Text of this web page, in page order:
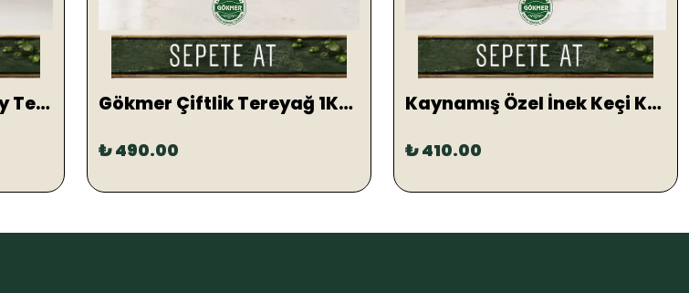
Hakiki Ahşap Yayık Köy Tereyağ 1 KG (TUZLU) Gökmer Çiftlik Tereyağ 1KG (TUZLU)
₺ 490.00
Kaynamış Özel İnek Keçi KARIŞIK Salamura Peynir 1 KG
₺ 410.00